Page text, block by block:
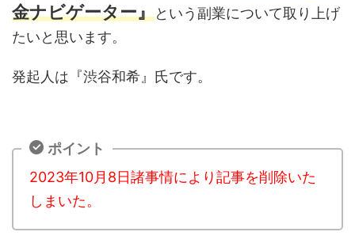
金ナビゲーター』という副業について取り上げ
たいと思います。
発起人は『渋谷和希』氏です。
ポイント
2023年10月8日諸事情により記事を削除いた
しまいた。